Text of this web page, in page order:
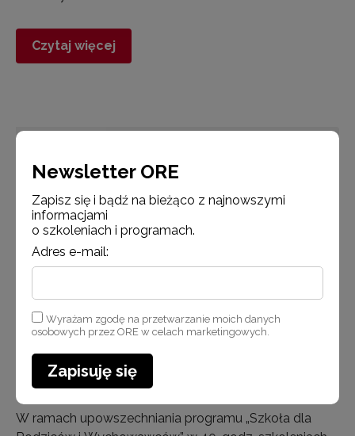
Czytaj więcej
27 stycznia 2016
Sprawozdanie z realizacji
programu „Szkoła dla Rodziców
i Wychowawców” w 2015 roku
W ramach upowszechniania programu „Szkoła dla
Newsletter ORE
Zapisz się i bądź na bieżąco z najnowszymi
informacjami
o szkoleniach i programach.
Adres e-mail:
Wyrażam zgodę na przetwarzanie moich danych
osobowych przez ORE w celach marketingowych.
Zapisuję się